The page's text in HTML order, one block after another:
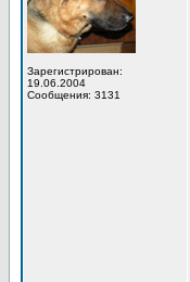
Зарегистрирован:
19.06.2004
Сообщения: 3131